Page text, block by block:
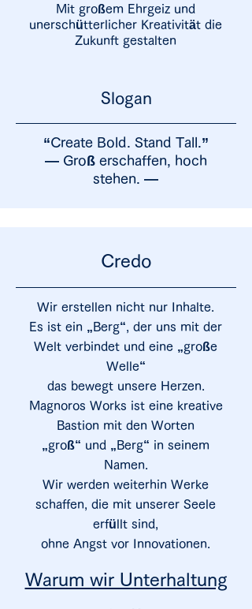
Mit großem Ehrgeiz und
unerschütterlicher Kreativität die
Zukunft gestalten
Slogan
“Create Bold. Stand Tall.”
― Groß erschaffen, hoch
stehen. ―
Credo
Wir erstellen nicht nur Inhalte.
Es ist ein „Berg“, der uns mit der
Welt verbindet und eine „große
Welle“
das bewegt unsere Herzen.
Magnoros Works ist eine kreative
Bastion mit den Worten
„groß“ und „Berg“ in seinem
Namen.
Wir werden weiterhin Werke
schaffen, die mit unserer Seele
erfüllt sind,
ohne Angst vor Innovationen.
Warum wir Unterhaltung